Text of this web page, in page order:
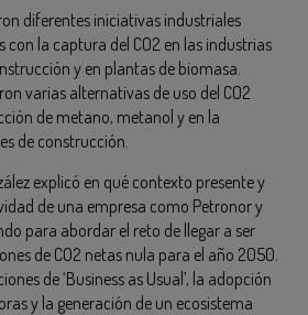
diferentes iniciativas industriales
la captura del CO2 en las industrias
y en plantas de biomasa.
varias alternativas de uso del CO2
de metano, metanol y en la
de construcción.
explicó en qué contexto presente y
de una empresa como Petronor y
para abordar el reto de llegar a ser
de CO2 netas nula para el año 2050.
de ‘Business as Usual’, la adopción
y la generación de un ecosistema